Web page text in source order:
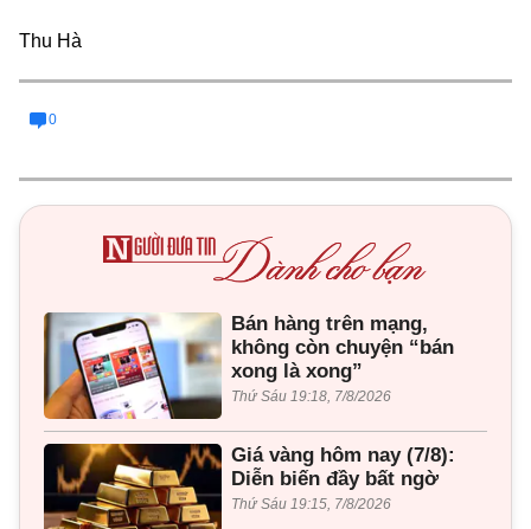
Thu Hà
0
Bán hàng trên mạng,
không còn chuyện “bán
xong là xong”
Thứ Sáu 19:18, 7/8/2026
Giá vàng hôm nay (7/8):
Diễn biến đầy bất ngờ
Thứ Sáu 19:15, 7/8/2026